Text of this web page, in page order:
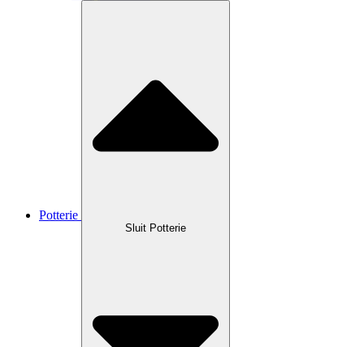
Potterie
Sluit Potterie